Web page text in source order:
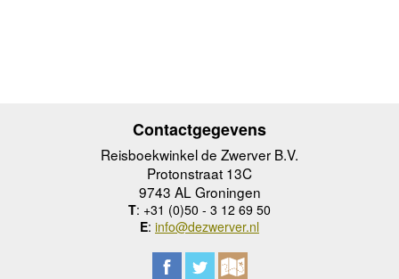
Contactgegevens
Reisboekwinkel de Zwerver B.V.
Protonstraat 13C
9743 AL Groningen
T: +31 (0)50 - 3 12 69 50
E: info@dezwerver.nl